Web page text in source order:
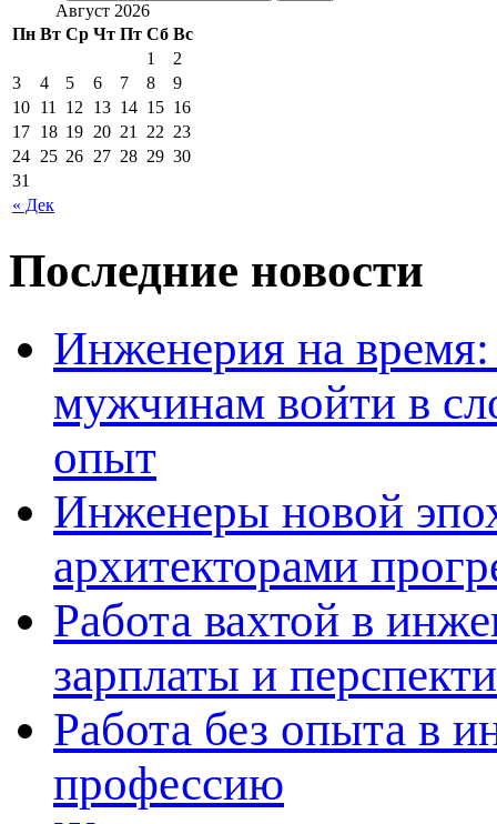
Август 2026
Пн Вт Ср Чт Пт Сб Вс
« Дек
1
2
3
4 5 6 7 8
9
10 11 12 13 14 15 16
17 18 19 20 21 22 23
24 25 26 27 28 29 30
31
Последние новости
Инженерия на время:
мужчинам войти в
опыт
Инженеры новой
архитекторами
Работа вахтой в
зарплаты и
Работа без опыта в
профессию